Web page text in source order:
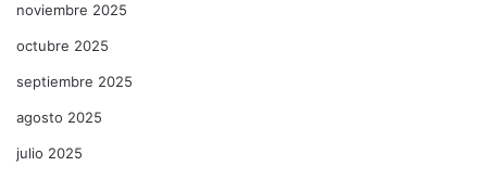
noviembre 2025
octubre 2025
septiembre 2025
agosto 2025
julio 2025